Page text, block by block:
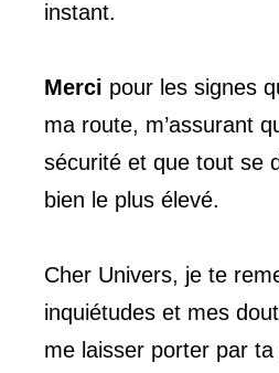
instant.
Merci pour les signes
ma route, m’assurant
sécurité et que tout se
bien le plus élevé.
Cher Univers, je te
inquiétudes et mes
me laisser porter par